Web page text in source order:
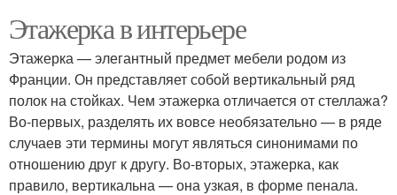
Этажерка в интерьере
Этажерка — элегантный предмет мебели родом из
Франции. Он представляет собой вертикальный ряд
полок на стойках. Чем этажерка отличается от стеллажа?
Во-первых, разделять их вовсе необязательно — в ряде
случаев эти термины могут являться синонимами по
отношению друг к другу. Во-вторых, этажерка, как
правило, вертикальна — она узкая, в форме пенала.